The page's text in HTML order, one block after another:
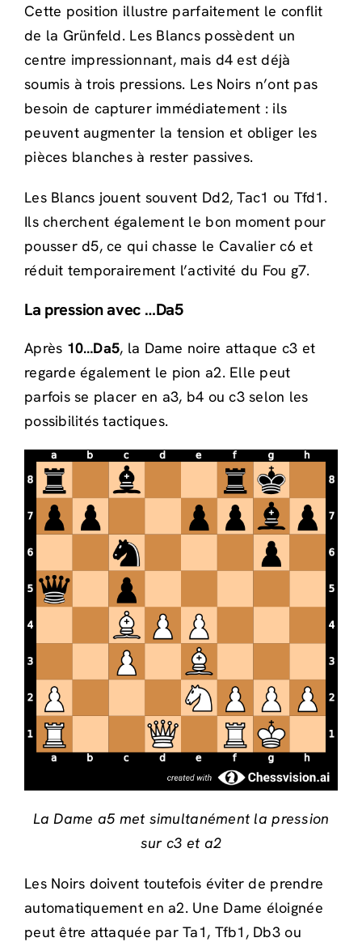
Cette position illustre parfaitement le conflit
de la Grünfeld. Les Blancs possèdent un
centre impressionnant, mais d4 est déjà
soumis à trois pressions. Les Noirs n’ont pas
besoin de capturer immédiatement : ils
peuvent augmenter la tension et obliger les
pièces blanches à rester passives.
Les Blancs jouent souvent Dd2, Tac1 ou Tfd1.
Ils cherchent également le bon moment pour
pousser d5, ce qui chasse le Cavalier c6 et
réduit temporairement l’activité du Fou g7.
La pression avec …Da5
Après 10…Da5, la Dame noire attaque c3 et
regarde également le pion a2. Elle peut
parfois se placer en a3, b4 ou c3 selon les
possibilités tactiques.
La Dame a5 met simultanément la pression
sur c3 et a2
Les Noirs doivent toutefois éviter de prendre
automatiquement en a2. Une Dame éloignée
peut être attaquée par Ta1, Tfb1, Db3 ou